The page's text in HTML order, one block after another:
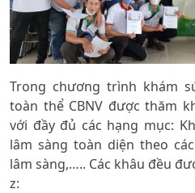
Trong chương trình khám
toàn thể CBNV được thăm
với đầy đủ các hạng mục:
lâm sàng toàn diện theo
lâm sàng,….. Các khâu đều
z: